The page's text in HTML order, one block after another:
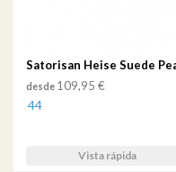
desde 109,95 €
44
Vista rápida